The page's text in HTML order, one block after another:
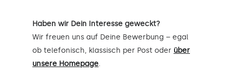
Haben wir Dein Interesse geweckt?
Wir freuen uns auf Deine Bewerbung – egal
ob telefonisch, klassisch per Post oder über
unsere Homepage.